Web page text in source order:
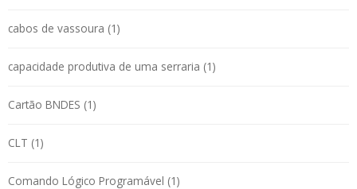
cabos de vassoura (1)
capacidade produtiva de uma serraria (1)
Cartão BNDES (1)
CLT (1)
Comando Lógico Programável (1)